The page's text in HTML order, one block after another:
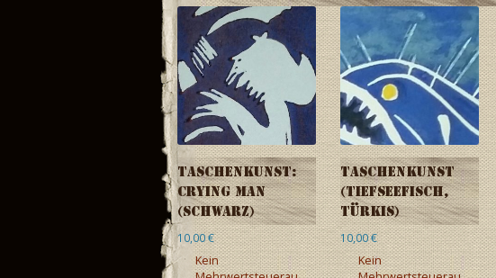
Taschenkunst:
Crying Man
(schwarz)
10,00€
Kein
Taschenkunst
(Tiefseefisch,
türkis)
10,00€
Kein